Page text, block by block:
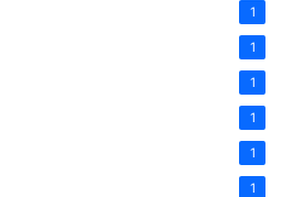
1
1
1
1
1
1